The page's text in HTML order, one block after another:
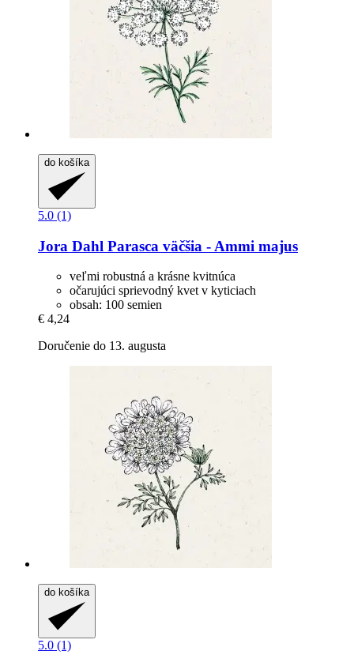
do košíka
5.0 (1)
Jora Dahl Parasca väčšia -​ Ammi majus
veľmi robustná a krásne kvitnúca
očarujúci sprievodný kvet v kyticiach
obsah: 100 semien
€ 4,24
Doručenie do 13. augusta
do košíka
5.0 (1)